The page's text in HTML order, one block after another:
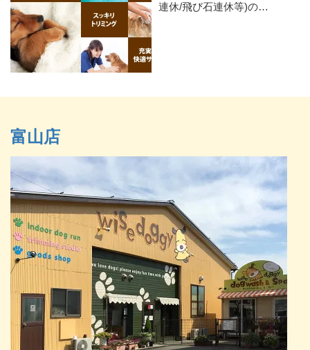
連休/飛び石連休等)の…
富山店